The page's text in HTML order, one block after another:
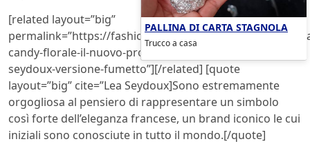
[related layout=”big”
permalink=”https://fashionblog.lndo.site/post/154995/
candy-florale-il-nuovo-profumo-lanciato-da-lea-
seydoux-versione-fumetto”][/related] [quote
layout=”big” cite=”Lea Seydoux]Sono estremamente
orgogliosa al pensiero di rappresentare un simbolo
così forte dell’eleganza francese, un brand iconico le cui
iniziali sono conosciute in tutto il mondo.[/quote]
PALLINA DI CARTA STAGNOLA
Trucco a casa